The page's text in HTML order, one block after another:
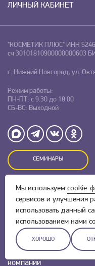
ЛИЧНЫЙ КАБИНЕТ
"КОСМЕТИК ПЛЮС" ИНН
сч 30101810900000000603
г. Нижний Новгород, ул.
Режим работы:
ПН-ПТ: с 9.30 до 18.00
СБ-ВС: Выходной
СЕМИНАРЫ
Оставляя заявку на сайте,
персональных данныхи
конфиденциальности.
Разработка сайта –
Мы используем cookie-
сервисов и улучшения
использовать данный
использованием нами
ХОРОШО